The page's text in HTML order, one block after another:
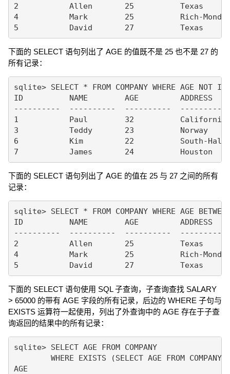
2           Allen       25          Texas
4           Mark        25          Rich-Mond
下面的 SELECT 语句列出了 AGE 的值既不是 25 也不是 27 的
所有记录：
sqlite> SELECT * FROM COMPANY WHERE AGE
ID          NAME        AGE         ADDRESS
----------  ----------  ----------  ----------
1           Paul        32          California
3           Teddy       23          Norway
6           Kim         22          South-Hall
下面的 SELECT 语句列出了 AGE 的值在 25 与 27 之间的所有
记录：
sqlite> SELECT * FROM COMPANY WHERE AGE
ID          NAME        AGE         ADDRESS
----------  ----------  ----------  ----------
2           Allen       25          Texas
4           Mark        25          Rich-Mond
下面的 SELECT 语句使用 SQL 子查询，子查询查找 SALARY
> 65000 的带有 AGE 字段的所有记录，后边的 WHERE 子句与
EXISTS 运算符一起使用，列出了外查询中的 AGE 存在于子查
询返回的结果中的所有记录：
sqlite> SELECT AGE FROM COMPANY
WHERE EXISTS (SELECT AGE FROM COMPANY
AGE